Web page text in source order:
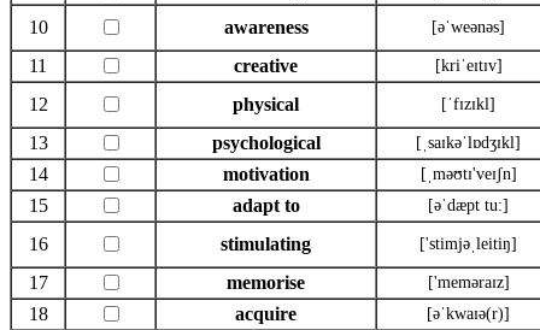
10 awareness [əˈweənəs]
11 creative [kriˈeɪtɪv]
12 physical [ˈfɪzɪkl]
13 psychological [ˌsaɪkəˈlɒdʒɪkl]
14 motivation [ˌməʊtɪ'veɪʃn]
15 adapt to [əˈdæpt tu:]
16 stimulating ['stimjəˌleitiŋ]
17 memorise ['meməraɪz]
18 acquire [əˈkwaɪə(r)]